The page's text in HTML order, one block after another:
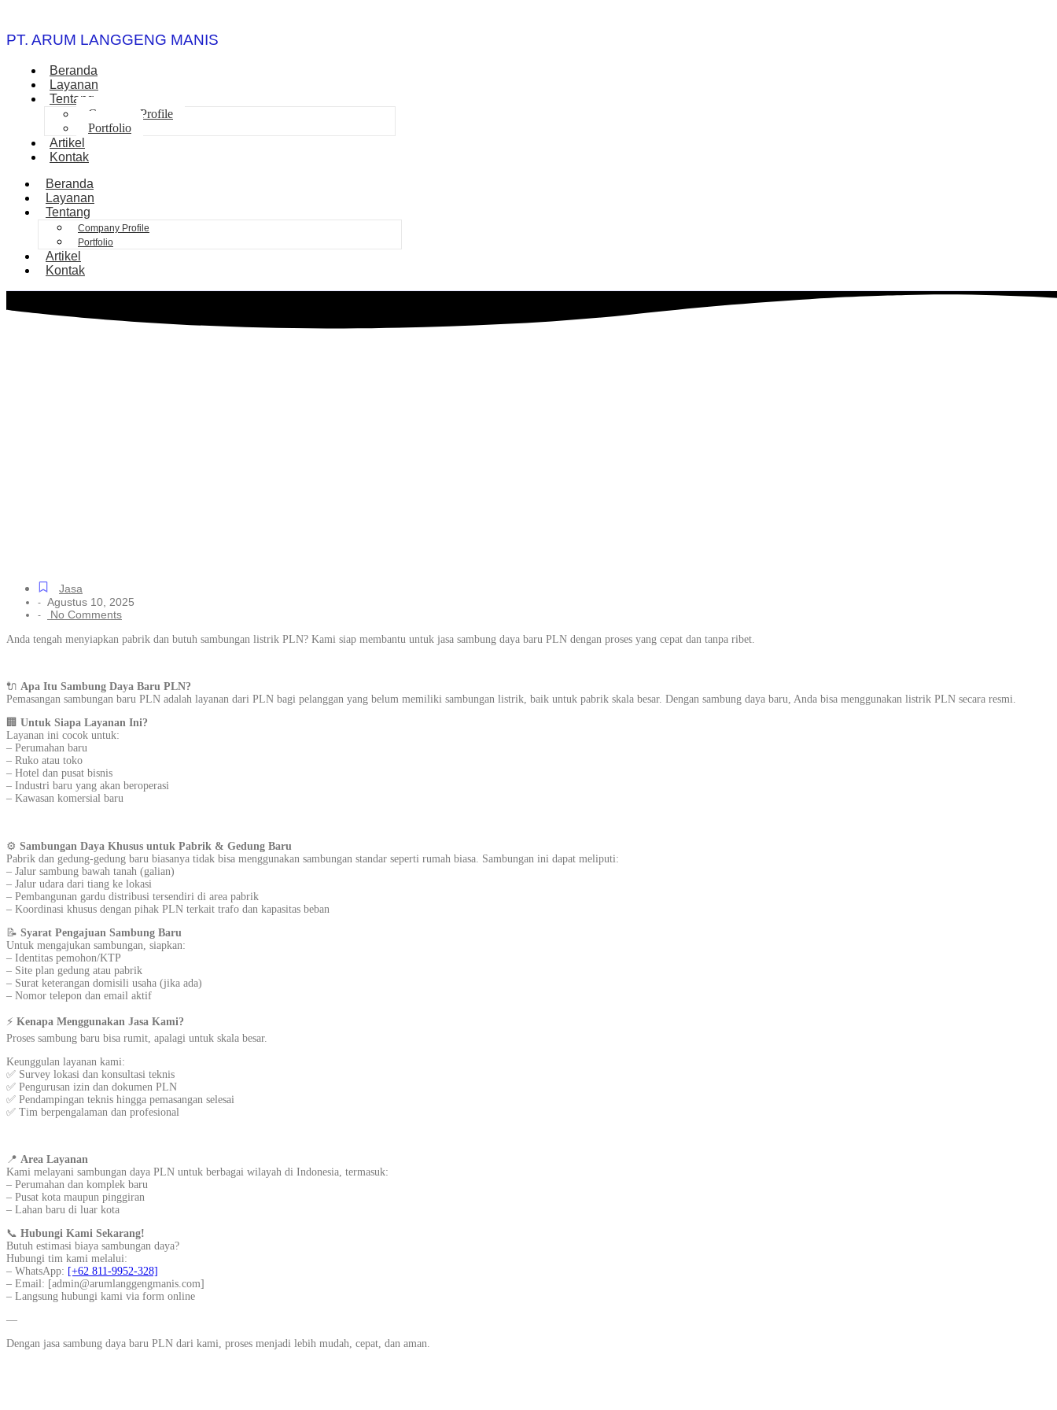
PT. ARUM LANGGENG MANIS
Beranda
Layanan
Tentang
Company Profile
Portfolio
Artikel
Kontak
Beranda
Layanan
Tentang
Company Profile
Portfolio
Artikel
Kontak
Jasa
- Agustus 10, 2025
- No Comments
Anda tengah menyiapkan pabrik dan butuh sambungan listrik PLN? Kami siap membantu untuk jasa sambung daya baru PLN dengan proses yang cepat dan tanpa ribet.
🔌 Apa Itu Sambung Daya Baru PLN?
Pemasangan sambungan baru PLN adalah layanan dari PLN bagi pelanggan yang belum memiliki sambungan listrik, baik untuk pabrik skala besar. Dengan sambung daya baru, Anda bisa menggunakan listrik PLN secara resmi.
🏢 Untuk Siapa Layanan Ini?
Layanan ini cocok untuk:
– Perumahan baru
– Ruko atau toko
– Hotel dan pusat bisnis
– Industri baru yang akan beroperasi
– Kawasan komersial baru
⚙️ Sambungan Daya Khusus untuk Pabrik & Gedung Baru
Pabrik dan gedung-gedung baru biasanya tidak bisa menggunakan sambungan standar seperti rumah biasa. Sambungan ini dapat meliputi:
– Jalur sambung bawah tanah (galian)
– Jalur udara dari tiang ke lokasi
– Pembangunan gardu distribusi tersendiri di area pabrik
– Koordinasi khusus dengan pihak PLN terkait trafo dan kapasitas beban
📝 Syarat Pengajuan Sambung Baru
Untuk mengajukan sambungan, siapkan:
– Identitas pemohon/KTP
– Site plan gedung atau pabrik
– Surat keterangan domisili usaha (jika ada)
– Nomor telepon dan email aktif
⚡ Kenapa Menggunakan Jasa Kami?
Proses sambung baru bisa rumit, apalagi untuk skala besar.
Keunggulan layanan kami:
✅ Survey lokasi dan konsultasi teknis
✅ Pengurusan izin dan dokumen PLN
✅ Pendampingan teknis hingga pemasangan selesai
✅ Tim berpengalaman dan profesional
📍 Area Layanan
Kami melayani sambungan daya PLN untuk berbagai wilayah di Indonesia, termasuk:
– Perumahan dan komplek baru
– Pusat kota maupun pinggiran
– Lahan baru di luar kota
📞 Hubungi Kami Sekarang!
Butuh estimasi biaya sambungan daya?
Hubungi tim kami melalui:
– WhatsApp: [+62 811-9952-328]
– Email: [admin@arumlanggengmanis.com]
– Langsung hubungi kami via form online
—
Dengan jasa sambung daya baru PLN dari kami, proses menjadi lebih mudah, cepat, dan aman.